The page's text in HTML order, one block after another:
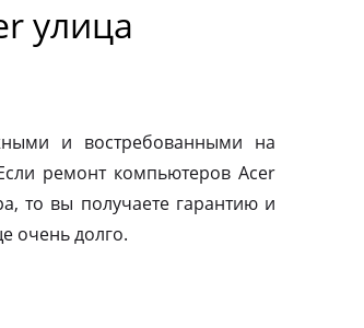
улица
и востребованными на
ремонт компьютеров Acer
то вы получаете гарантию и
очень долго.